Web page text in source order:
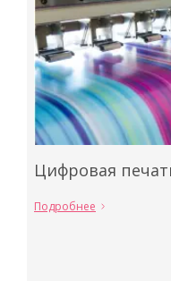
Цифровая
Подробнее